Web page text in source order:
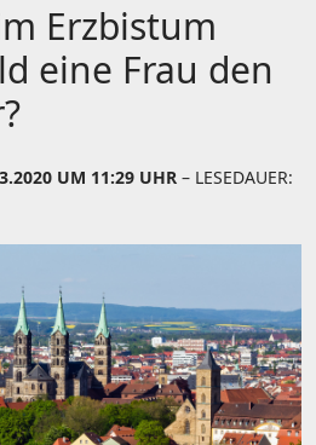
Erzbistum
eine Frau den
UM 11:29 UHR – LESEDAUER: